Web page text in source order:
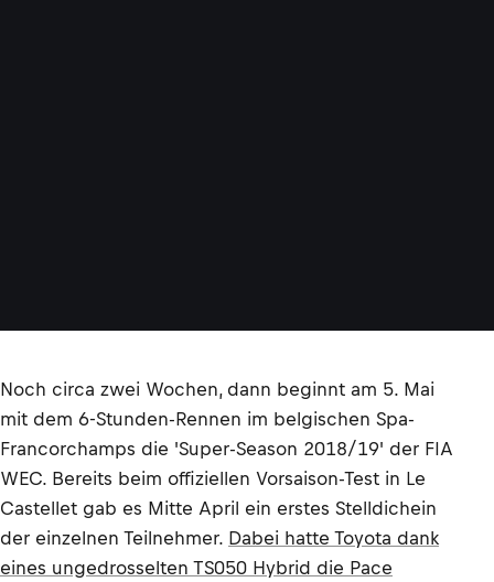
Noch circa zwei Wochen, dann beginnt am 5. Mai
mit dem 6-Stunden-Rennen im belgischen Spa-
Francorchamps die 'Super-Season 2018/19' der FIA
WEC. Bereits beim offiziellen Vorsaison-Test in Le
Castellet gab es Mitte April ein erstes Stelldichein
der einzelnen Teilnehmer. Dabei hatte Toyota dank
eines ungedrosselten TS050 Hybrid die Pace